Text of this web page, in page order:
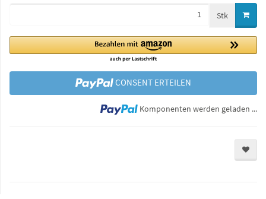
Stk
CONSENT ERTEILEN
Komponenten werden geladen ...